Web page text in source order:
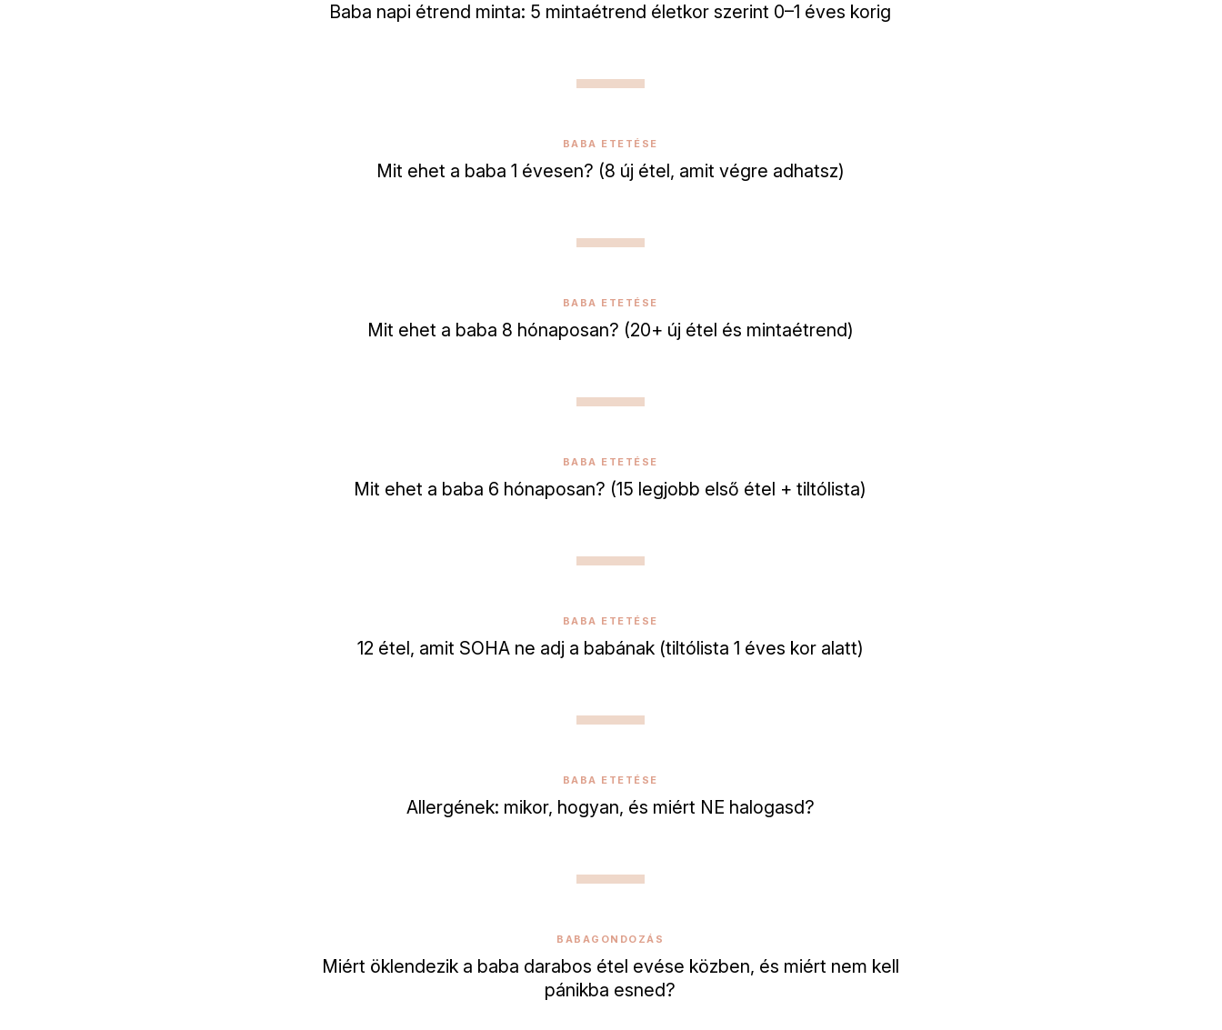
Baba napi étrend minta: 5 mintaétrend életkor szerint 0–1 éves korig
BABA ETETÉSE
Mit ehet a baba 1 évesen? (8 új étel, amit végre adhatsz)
BABA ETETÉSE
Mit ehet a baba 8 hónaposan? (20+ új étel és mintaétrend)
BABA ETETÉSE
Mit ehet a baba 6 hónaposan? (15 legjobb első étel + tiltólista)
BABA ETETÉSE
12 étel, amit SOHA ne adj a babának (tiltólista 1 éves kor alatt)
BABA ETETÉSE
Allergének: mikor, hogyan, és miért NE halogasd?
BABAGONDOZÁS
Miért öklendezik a baba darabos étel evése közben, és miért nem kell
pánikba esned?